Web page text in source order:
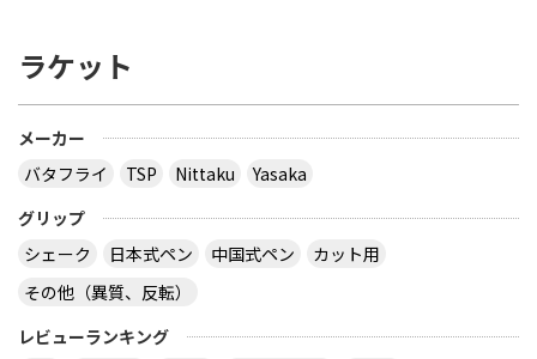
多分大会Ｔシャツでしょう。 どこでも売ってないの
では？ その会場でしか買えませんので、 最後の方
はサイズごとに売り切れになるので、 欲しい場合は
午前中に購入した方が良いでしょう。 県大会より上
で、出られなくても見に行くといいと思います。
virtual table tennisというアプリについてです。
サーブから回転(カーブなど)をかけるのってどうや
ラケット
メーカー
バタフライ
TSP Nittaku
Yasaka
グリップ
シェーク
日本式ペン 中国式ペン
カット用
その他（異質、反転）
レビューランキング